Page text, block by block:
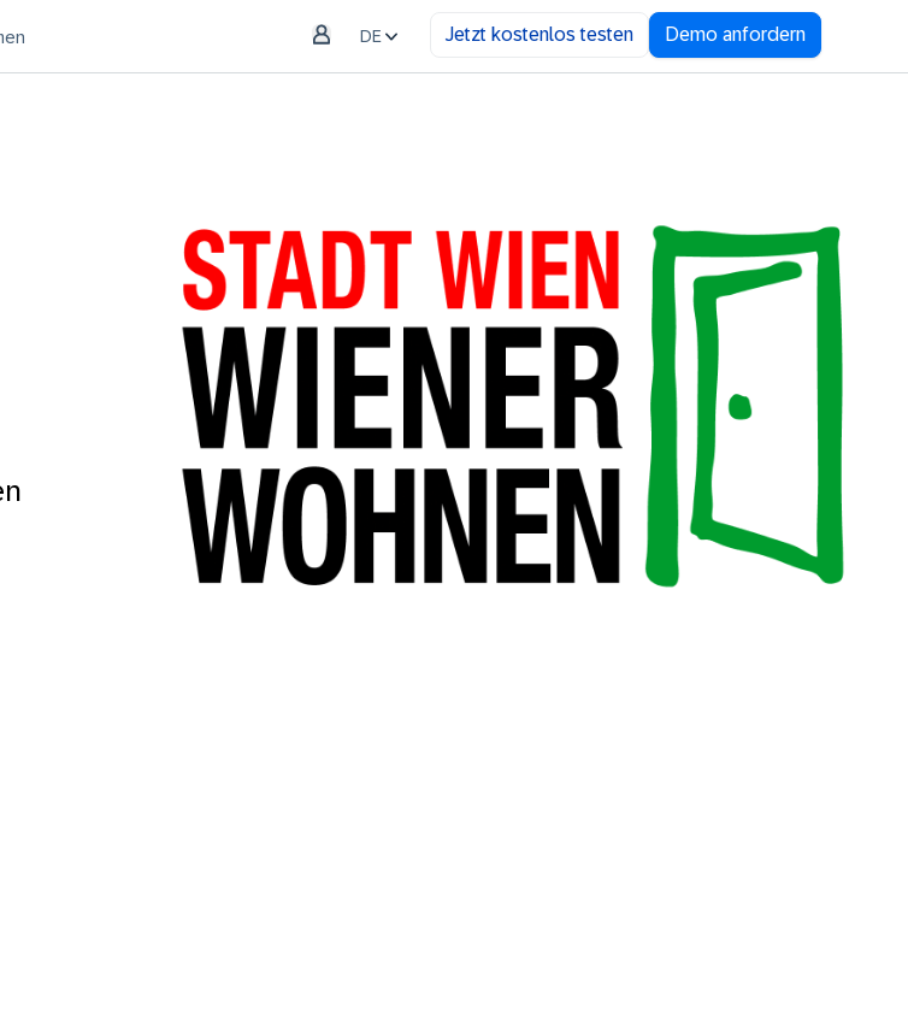
DE Jetzt kostenlos testen Demo anfordern